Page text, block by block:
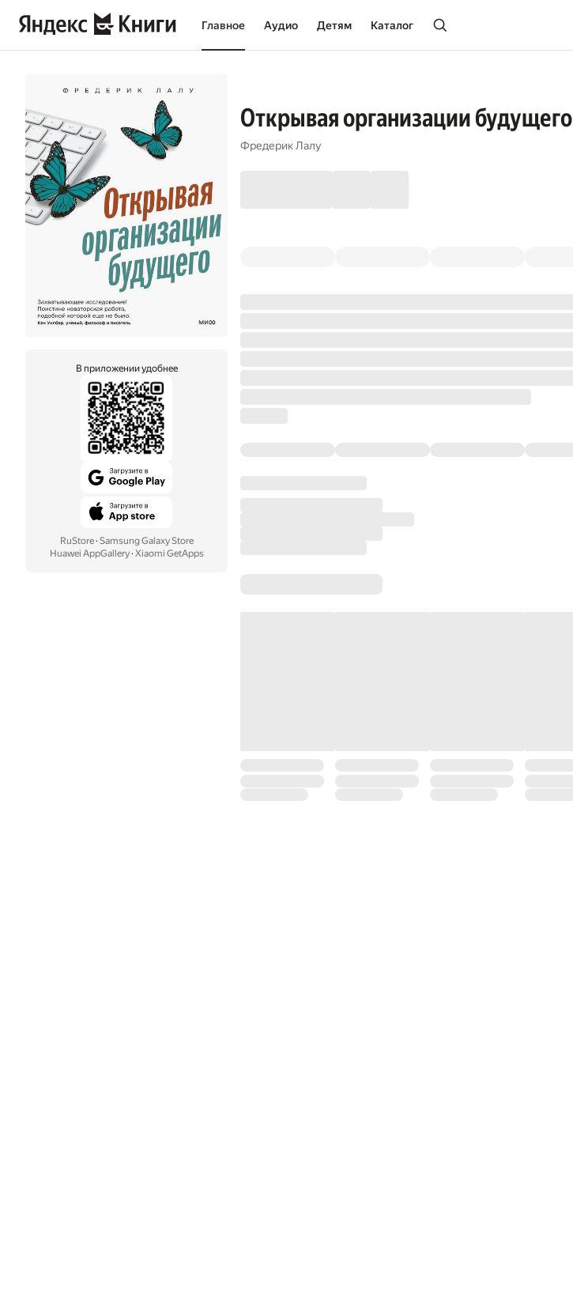
Главное Аудио Детям Каталог
В приложении удобнее
RuStore· Samsung Galaxy Store
Huawei AppGallery· Xiaomi GetApps
Открывая организации будущего
Фредерик Лалу